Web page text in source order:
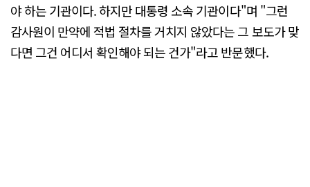
야 하는 기관이다. 하지만 대통령 소속 기관이다"며 "그런
감사원이 만약에 적법 절차를 거치지 않았다는 그 보도가 맞
다면 그건 어디서 확인해야 되는 건가"라고 반문했다.